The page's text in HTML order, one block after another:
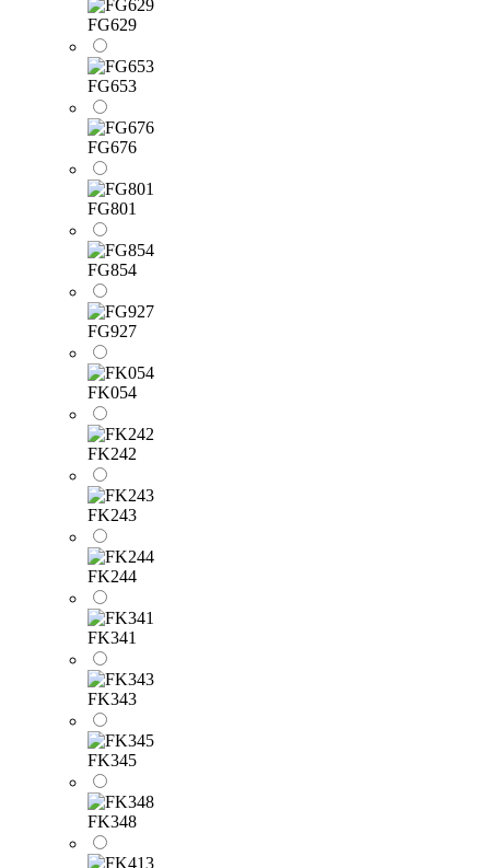
FG629
FG653
FG676
FG801
FG854
FG927
FK054
FK242
FK243
FK244
FK341
FK343
FK345
FK348